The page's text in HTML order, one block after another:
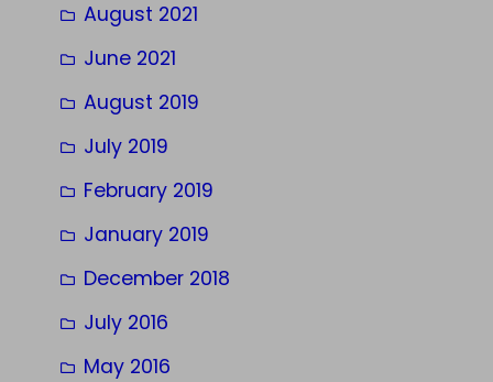
August 2021
June 2021
August 2019
July 2019
February 2019
January 2019
December 2018
July 2016
May 2016